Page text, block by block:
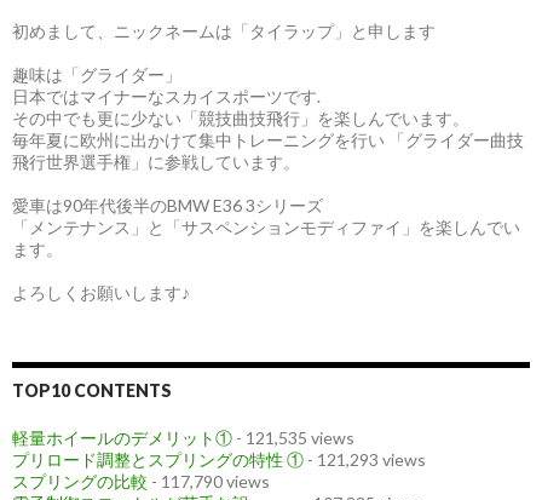
初めまして、ニックネームは「タイラップ」と申します
趣味は「グライダー」
日本ではマイナーなスカイスポーツです.
その中でも更に少ない「競技曲技飛行」を楽しんでいます。
毎年夏に欧州に出かけて集中トレーニングを行い 「グライダー曲技
飛行世界選手権」に参戦しています。
愛車は90年代後半のBMW E36 3シリーズ
「メンテナンス」と「サスペンションモディファイ」を楽しんでい
ます。
よろしくお願いします♪
TOP10 CONTENTS
軽量ホイールのデメリット① - 121,535 views
プリロード調整とスプリングの特性 ① - 121,293 views
スプリングの比較 - 117,790 views